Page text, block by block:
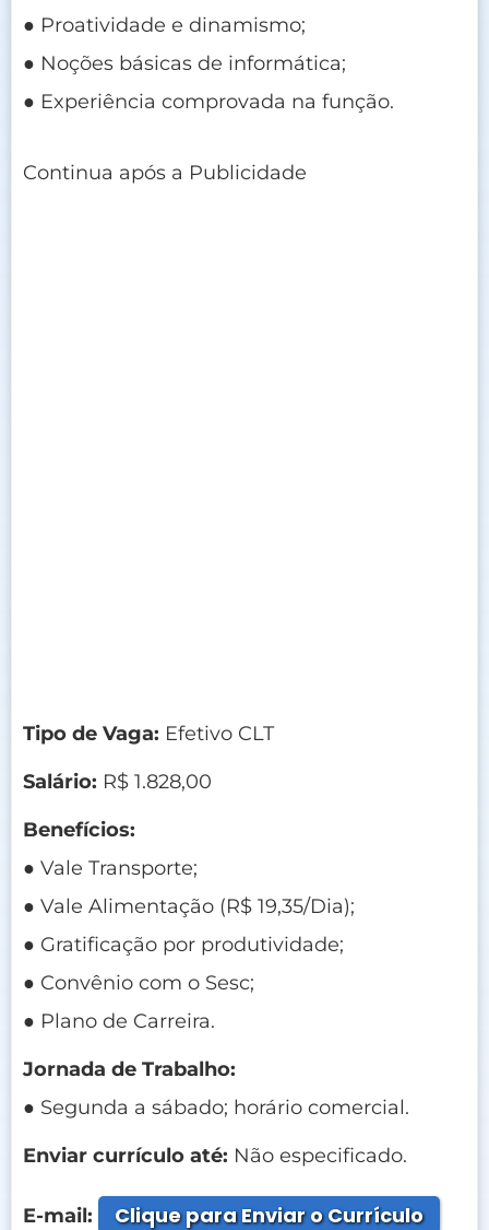
● Proatividade e dinamismo;
● Noções básicas de informática;
● Experiência comprovada na função.
Continua após a Publicidade
Tipo de Vaga: Efetivo CLT
Salário: R$ 1.828,00
Benefícios:
● Vale Transporte;
● Vale Alimentação (R$ 19,35/Dia);
● Gratificação por produtividade;
● Convênio com o Sesc;
● Plano de Carreira.
Jornada de Trabalho:
● Segunda a sábado; horário comercial.
Enviar currículo até: Não especificado.
E-mail: Clique para Enviar o Currículo